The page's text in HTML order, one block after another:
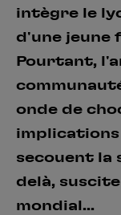
intègre le
d'une jeune
Pourtant,
onde de
implications
secouent la
delà,
mondial...